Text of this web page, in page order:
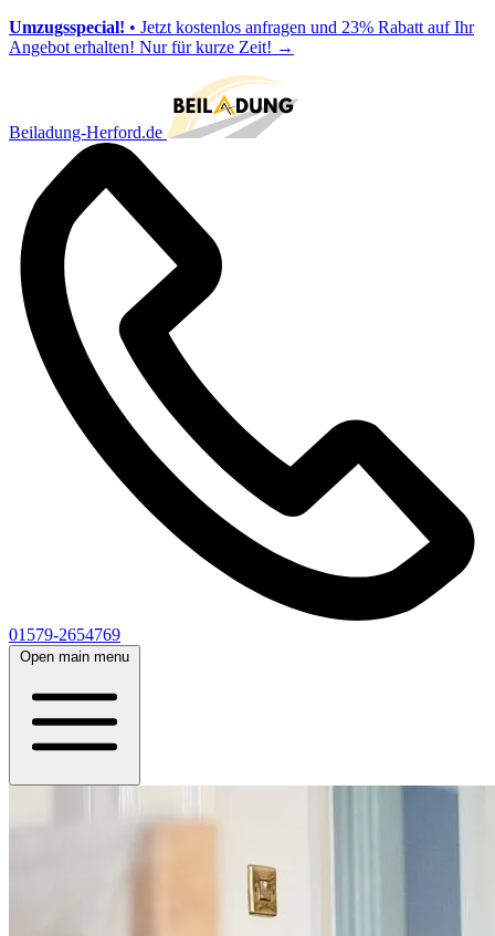
Umzugsspecial! • Jetzt kostenlos anfragen und 23% Rabatt auf Ihr
Angebot erhalten! Nur für kurze Zeit! →
Beiladung-Herford.de
01579-2654769
Open main menu